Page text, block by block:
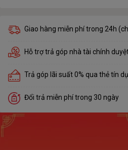
Giao hàng miễn phí trong 24h
Hỗ trợ trả góp nhà tài chính
Trả góp lãi suất 0% qua thẻ tín
Đổi trả miễn phí trong 30 ngày